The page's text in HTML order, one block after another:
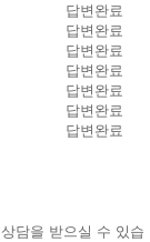
답변완료
답변완료
답변완료
답변완료
답변완료
답변완료
답변완료
담을 받으실 수 있습